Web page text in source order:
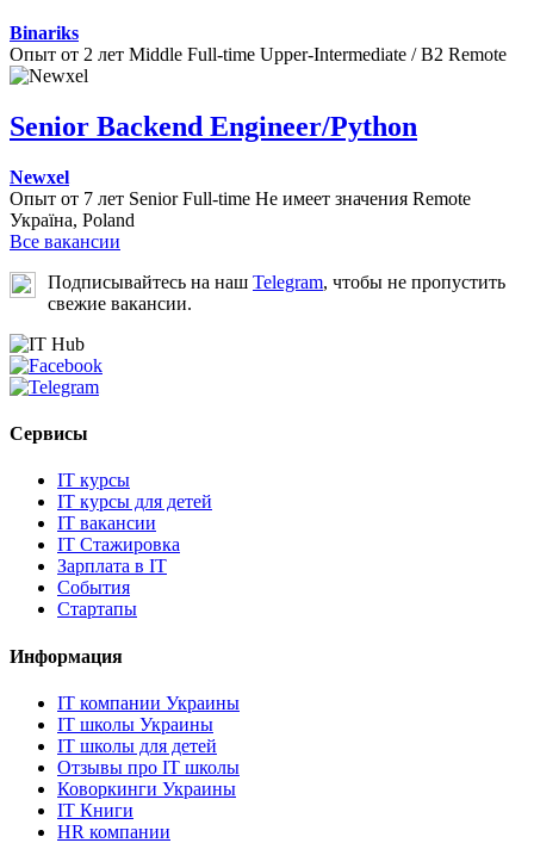
Binariks
Опыт от 2 лет Middle Full-time Upper-Intermediate / B2 Remote
Senior Backend Engineer/Python
Newxel
Опыт от 7 лет Senior Full-time Не имеет значения Remote
Україна, Poland
Все вакансии
Подписывайтесь на наш Telegram, чтобы не пропустить
свежие вакансии.
Сервисы
IT курсы
IT курсы для детей
IT вакансии
IT Стажировка
Зарплата в IT
События
Стартапы
Информация
IT компании Украины
IT школы Украины
IT школы для детей
Отзывы про IT школы
Коворкинги Украины
IT Книги
HR компании